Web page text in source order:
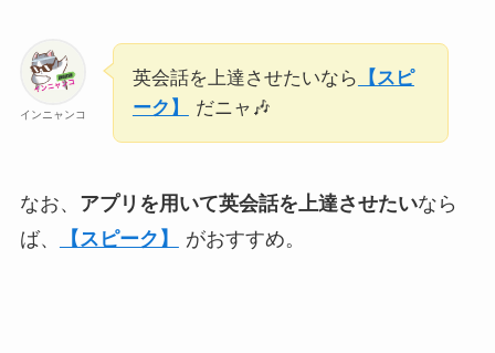
インニャンコ
英会話を上達させたいなら
【スピ
ーク】
だニャ🎶
なお、 アプリを用いて英会話を上達させたいなら
ば、
【スピーク】 がおすすめ。